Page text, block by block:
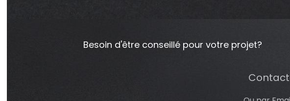
Besoin d'être conseillé pour votre projet?